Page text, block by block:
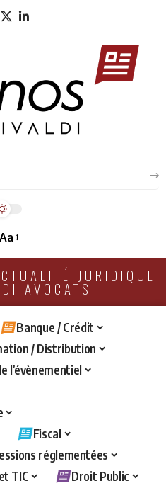
Aa
JURIDIQUE
AVOCATS
Banque / Crédit
/ Distribution
l’évènementiel
Fiscal
réglementées
TIC
Droit Public